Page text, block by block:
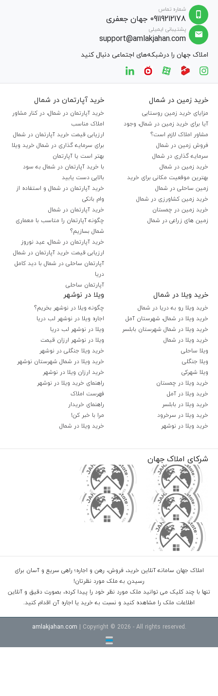
شماره تماس
09119212178 جهان جعفری
پشتیبانی ایمیلی
support@amlakjahan.com
املاک جهان را درشبکه‌های اجتماعی دنبال کنید
خرید زمین در شمال
مزایای خرید زمین روستایی
آیا برای خرید زمین در شمال، وجود
مشاور املاک لازم است؟
فروش زمین در شمال
سرمایه گذاری در شمال
خرید زمین در شمال
بهترین موقعیت مکانی برای خرید
زمین ساحلی در شمال
خرید زمین کشاورزی در شمال
خرید زمین در چمستان
زمین های زراعی در شمال
خرید آپارتمان در شمال
خرید آپارتمان در شمال، در کنار مشاور
املاک مناسب
ارزیابی قیمت خرید آپارتمان در شمال
برای سرمایه گذاری در شمال خرید ویلا
بهتر است یا آپارتمان
با خرید آپارتمان در شمال به سود
بالایی دست یابید
خرید آپارتمان در شمال و استفاده از
وام بانکی
خرید آپارتمان در شمال
چگونه آپارتمان را متاسب با معماری
شمال بسازیم؟
خرید آپارتمان در شمال، عید نوروز
ارزیابی قیمت خرید آپارتمان در شمال
آپارتمان ساحلی در شمال با دید کامل
دریا
آپارتمان ساحلی
خرید ویلا در شمال
خرید ویلا رو به دریا در شمال
خرید ویلا در شمال، شهرستان آمل
خرید ویلا در شمال شهرستان بابلسر
خرید ویلا در شمال
ویلا ساحلی
ویلا جنگلی
ویلا شهرکی
خرید ویلا در چمستان
خرید ویلا در آمل
خرید ویلا در بابلسر
خرید ویلا در سرخرود
خرید ویلا در نوشهر
ویلا در نوشهر
چگونه ویلا در نوشهر بخریم؟
اجاره ویلا در نوشهر لب دریا
ویلا در نوشهر لب دریا
ویلا در نوشهر ارزان قیمت
خرید ویلا جنگلی در نوشهر
خرید ویلا در شمال شهرستان نوشهر
خرید ارزان ویلا در نوشهر
راهنمای خرید ویلا در نوشهر
فهرست املاک
راهنمای خریدار
مرا با خبر کن!
خرید ویلا در شمال
شرکای املاک جهان
املاک جهان سامانه آنلاین خرید، فروش، رهن و اجاره؛ راهی سریع و آسان برای
رسیدن به ملک مورد نظرتان!
تنها با چند کلیک می توانید ملک مورد نظر خود را پیدا کرده، بصورت دقیق و آنلاین
اطلاعات ملک را مشاهده کنید و نسبت به خرید یا اجاره آن اقدام کنید.
amlakjahan.com | Copyright © 2026 - All rights reserved.